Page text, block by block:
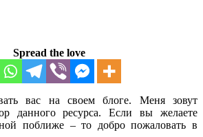
Spread the love
вас на своем блоге. Меня зовут
данного ресурса. Если вы желаете
поближе – то добро пожаловать в